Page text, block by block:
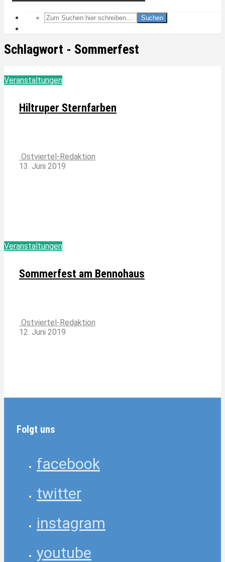
Suchen
Schlagwort - Sommerfest
Veranstaltungen
Hiltruper Sternfarben
Ostviertel-Redaktion
13. Juni 2019
Veranstaltungen
Sommerfest am Bennohaus
Ostviertel-Redaktion
12. Juni 2019
Folgt uns
facebook
twitter
instagram
youtube